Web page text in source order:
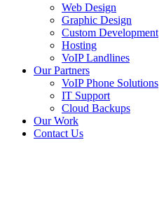
Web Design
Graphic Design
Custom Development
Hosting
VoIP Landlines
Our Partners
VoIP Phone Solutions
IT Support
Cloud Backups
Our Work
Contact Us